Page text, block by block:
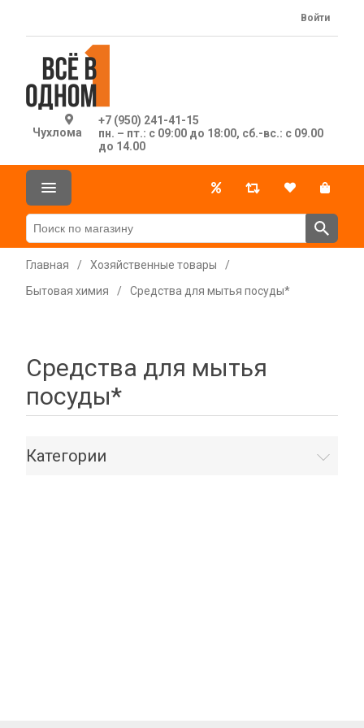
Чухлома
+7 (950) 241-41-15
пн. – пт.: с 09:00 до 18:00, сб.-вс.: с 09.00
до 14.00
Войти
Главная / Хозяйственные товары
/
Бытовая химия
/ Средства для мытья посуды*
Средства для мытья
посуды*
Категории